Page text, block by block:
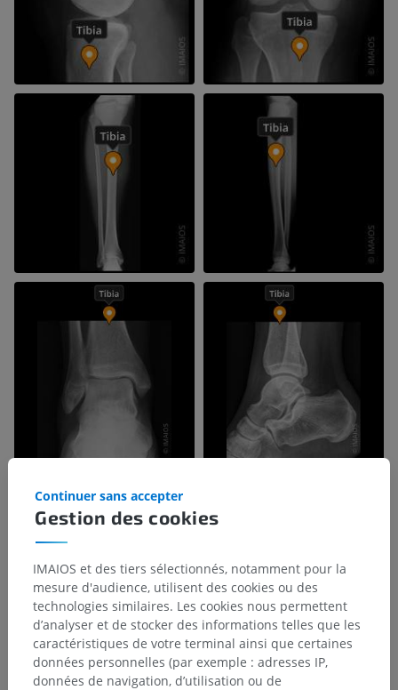
Gestion des cookies
Continuer sans accepter
IMAIOS et des tiers sélectionnés, notamment pour la
mesure d'audience, utilisent des cookies ou des
technologies similaires. Les cookies nous permettent
d’analyser et de stocker des informations telles que les
caractéristiques de votre terminal ainsi que certaines
données personnelles (par exemple : adresses IP,
données de navigation, d’utilisation ou de